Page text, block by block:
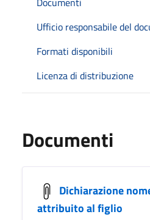
Ufficio responsabile del
Formati disponibili
Licenza di distribuzione
Documenti
Dichiarazione
attribuito al figlio